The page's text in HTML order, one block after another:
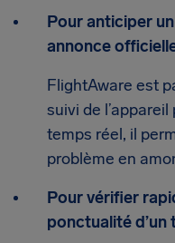
Pour anticiper
annonce
FlightAware est
suivi de
temps réel, il
problème en
Pour vérifier
ponctualité d’un